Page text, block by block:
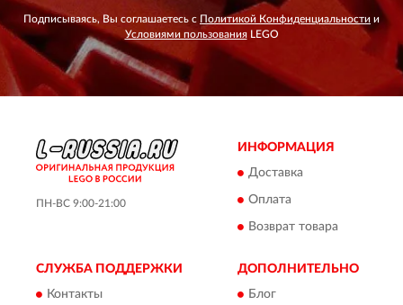
Подписываясь, Вы соглашаетесь с Политикой Конфиденциальности и
Условиями пользованияLEGO
ПН-ВС 9:00-21:00
ИНФОРМАЦИЯ
Доставка
Оплата
Возврат товара
СЛУЖБА ПОДДЕРЖКИ
Контакты
ДОПОЛНИТЕЛЬНО
Блог